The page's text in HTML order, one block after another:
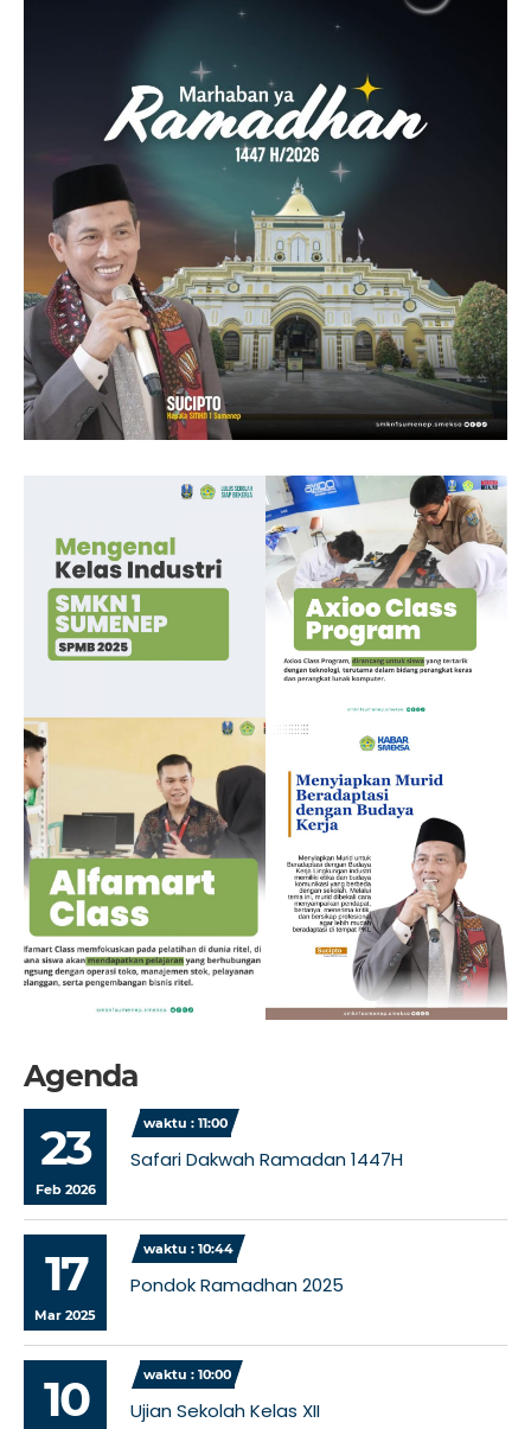
Agenda
23
Feb 2026
waktu : 11:00
Safari Dakwah Ramadan 1447H
17
Mar 2025
waktu : 10:44
Pondok Ramadhan 2025
10 waktu : 10:00
Ujian Sekolah Kelas XII